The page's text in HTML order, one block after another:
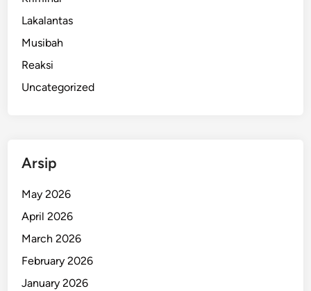
Lakalantas
Musibah
Reaksi
Uncategorized
Arsip
May 2026
April 2026
March 2026
February 2026
January 2026